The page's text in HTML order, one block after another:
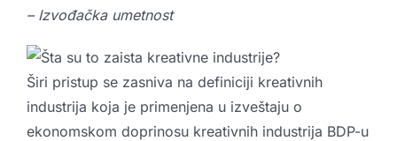
– Izvođačka umetnost
Širi pristup se zasniva na definiciji kreativnih
industrija koja je primenjena u izveštaju o
ekonomskom doprinosu kreativnih industrija BDP-u